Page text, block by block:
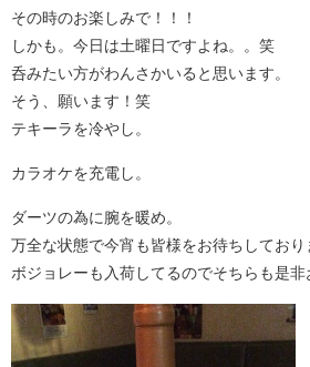
その時のお楽しみで！！！
しかも。今日は土曜日ですよね。。笑
呑みたい方がわんさかいると思います。
そう、願います！笑
テキーラを冷やし。
カラオケを充電し。
ダーツの為に腕を暖め。
万全な状態で今宵も皆様をお待ちしており
ボジョレーも入荷してるのでそちらも是